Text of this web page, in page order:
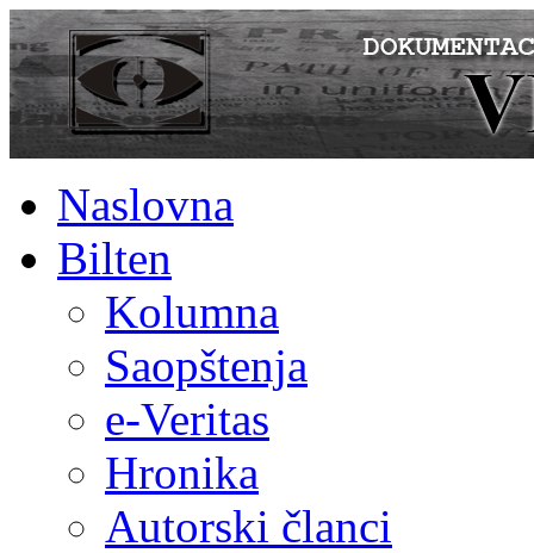
Naslovna
Bilten
Kolumna
Saopštenja
e-Veritas
Hronika
Autorski članci